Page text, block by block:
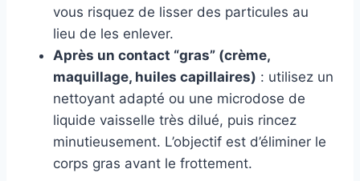
vous risquez de lisser des particules au
lieu de les enlever.
Après un contact “gras” (crème,
maquillage, huiles capillaires) : utilisez un
nettoyant adapté ou une microdose de
liquide vaisselle très dilué, puis rincez
minutieusement. L’objectif est d’éliminer le
corps gras avant le frottement.